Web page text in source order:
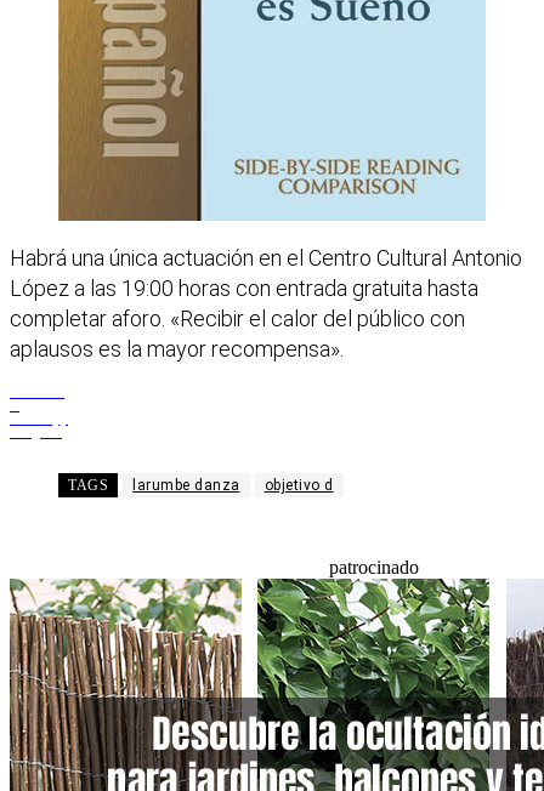
Habrá una única actuación en el Centro Cultural Antonio
López a las 19:00 horas con entrada gratuita hasta
completar aforo. «Recibir el calor del público con
aplausos es la mayor recompensa».
TAGS larumbe danza objetivo d
patrocinado